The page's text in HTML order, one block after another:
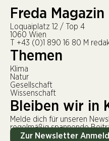
Freda Magazin
Loquaiplatz 12 / Top 4
1060 Wien
+43 (0)1 890 16 80 M
Themen
Klima
Natur
Gesellschaft
Wissenschaft
Bleiben wir in
Melde dich für unseren
regelmäßig spannende
Zur Newsletter